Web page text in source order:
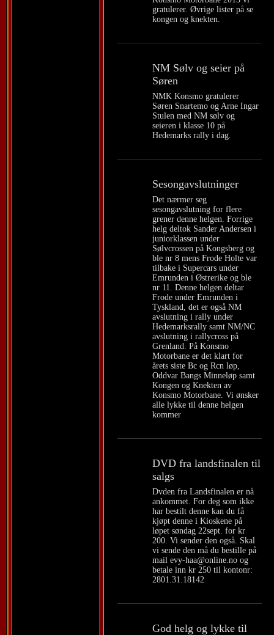
gratulerer. Øvrige lister på se
kongen og knekten.
NM Sølv og seier på
Søren
NMK Konsmo gratulerer
Søren Snartemo og Arne Ingar
Stulen med NM sølv og
seieren i klasse 10 på
Hedemarks rally i dag.
Sesongavslutninger
Det nærmer seg
sesongavslutning for flere
grener denne helgen. Forrige
helg deltok Sander Andersen i
juniorklassen under
Sølvcrossen på Kongsberg og
ble nr 8 mens Frode Holte var
tilbake i Supercars under
Emrunden i Østrerike og ble
nr 11. Denne helgen deltar
Frode under Emrunden i
Tyskland, det er også NM
avslutning i rally under
Hedemarksrally samt NM/NC
avslutning i rallycross på
Grenland. På Konsmo
Motorbane er det klart for
årets siste Bc og Rcn løp,
Oddvar Bangs Minneløp samt
Kongen og Knekten av
Konsmo Motorbane. Vi ønsker
alle lykke til denne helgen
kommer
DVD fra landsfinalen til
salgs
Dvden fra Landsfinalen er nå
ankommet. For deg som ikke
har bestilt denne kan du få
kjøpt denne i Kioskene på
løpet søndag 22sept. for kr
200. Vi sender den også. Skal
vi sende den må du bestille på
mail evy-haa@online.no og
betale inn kr 250 til kontonr:
2801.31.18142
God helg og lykke til